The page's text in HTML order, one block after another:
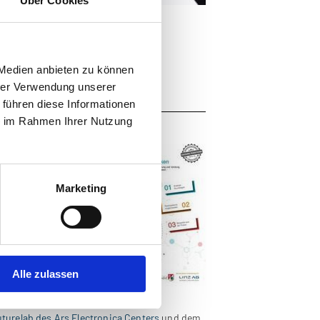
anbieten zu können
Verwendung unserer
diese Informationen
Rahmen Ihrer Nutzung
Marketing
Alle zulassen
den Einsatz digitaler Medien in
mit der
attraktiver für
andere Museen
der vor allem
aufgreift und
des Ars Electronica Centers und dem